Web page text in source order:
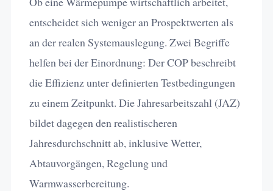
entscheidet sich weniger an Prospektwerten als
an der realen Systemauslegung. Zwei Begriffe
helfen bei der Einordnung: Der COP beschreibt
die Effizienz unter definierten Testbedingungen
zu einem Zeitpunkt. Die Jahresarbeitszahl (JAZ)
bildet dagegen den realistischeren
Jahresdurchschnitt ab, inklusive Wetter,
Abtauvorgängen, Regelung und
Warmwasserbereitung.